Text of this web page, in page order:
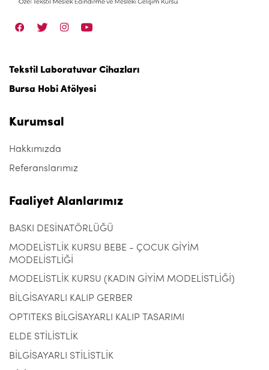
Tekstil Laboratuvar Cihazları
Bursa Hobi Atölyesi
Kurumsal
Hakkımızda
Referanslarımız
Faaliyet Alanlarımız
BASKI DESİNATÖRLÜĞÜ
MODELİSTLİK KURSU BEBE - ÇOCUK GİYİM
MODELİSTLİĞİ
MODELİSTLİK KURSU (KADIN GİYİM MODELİSTLİĞİ)
BİLGİSAYARLI KALIP GERBER
OPTITEKS BİLGİSAYARLI KALIP TASARIMI
ELDE STİLİSTLİK
BİLGİSAYARLI STİLİSTLİK